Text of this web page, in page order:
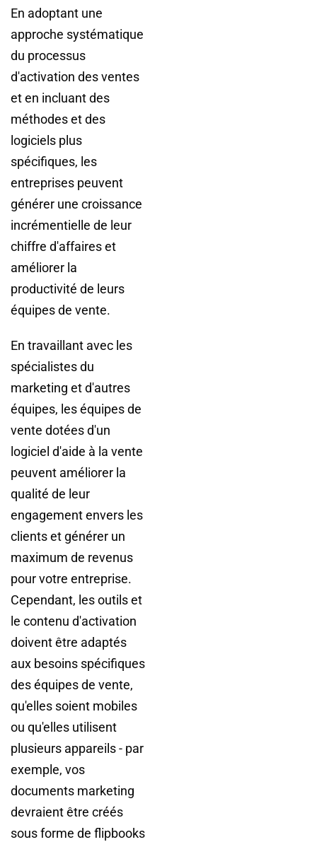
En adoptant une
approche systématique
du processus
d'activation des ventes
et en incluant des
méthodes et des
logiciels plus
spécifiques, les
entreprises peuvent
générer une croissance
incrémentielle de leur
chiffre d'affaires et
améliorer la
productivité de leurs
équipes de vente.
En travaillant avec les
spécialistes du
marketing et d'autres
équipes, les équipes de
vente dotées d'un
logiciel d'aide à la vente
peuvent améliorer la
qualité de leur
engagement envers les
clients et générer un
maximum de revenus
pour votre entreprise.
Cependant, les outils et
le contenu d'activation
doivent être adaptés
aux besoins spécifiques
des équipes de vente,
qu'elles soient mobiles
ou qu'elles utilisent
plusieurs appareils - par
exemple, vos
documents marketing
devraient être créés
sous forme de flipbooks